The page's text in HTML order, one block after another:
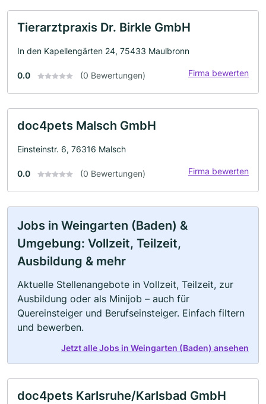
Tierarztpraxis Dr. Birkle GmbH
In den Kapellengärten 24, 75433 Maulbronn
0.0 (0 Bewertungen) Firma bewerten
doc4pets Malsch GmbH
Einsteinstr. 6, 76316 Malsch
0.0 (0 Bewertungen) Firma bewerten
Jobs in Weingarten (Baden) &
Umgebung: Vollzeit, Teilzeit,
Ausbildung & mehr
Aktuelle Stellenangebote in Vollzeit, Teilzeit, zur
Ausbildung oder als Minijob – auch für
Quereinsteiger und Berufseinsteiger. Einfach filtern
und bewerben.
Jetzt alle Jobs in Weingarten (Baden) ansehen
doc4pets Karlsruhe/Karlsbad GmbH